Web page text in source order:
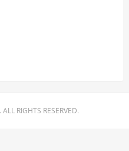
RIGHTS RESERVED.